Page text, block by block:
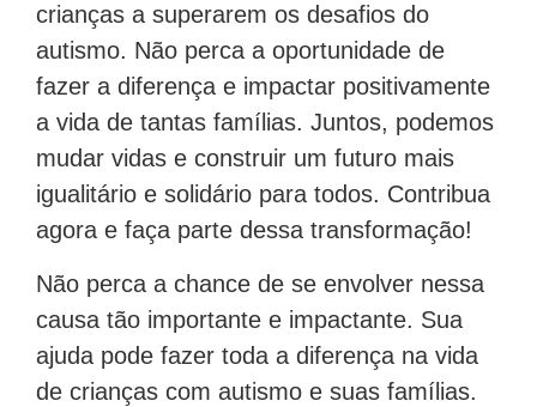
crianças a superarem os desafios do
autismo. Não perca a oportunidade de
fazer a diferença e impactar positivamente
a vida de tantas famílias. Juntos, podemos
mudar vidas e construir um futuro mais
igualitário e solidário para todos. Contribua
agora e faça parte dessa transformação!
Não perca a chance de se envolver nessa
causa tão importante e impactante. Sua
ajuda pode fazer toda a diferença na vida
de crianças com autismo e suas famílias.